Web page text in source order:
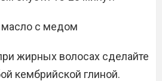
с медом
жирных волосах сделайте
кембрийской глиной.